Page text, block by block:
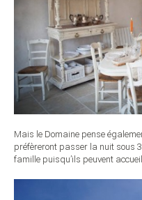
Mais le Domaine pense
préfèreront passer la nuit sous 3
famille puisqu’ils peuvent